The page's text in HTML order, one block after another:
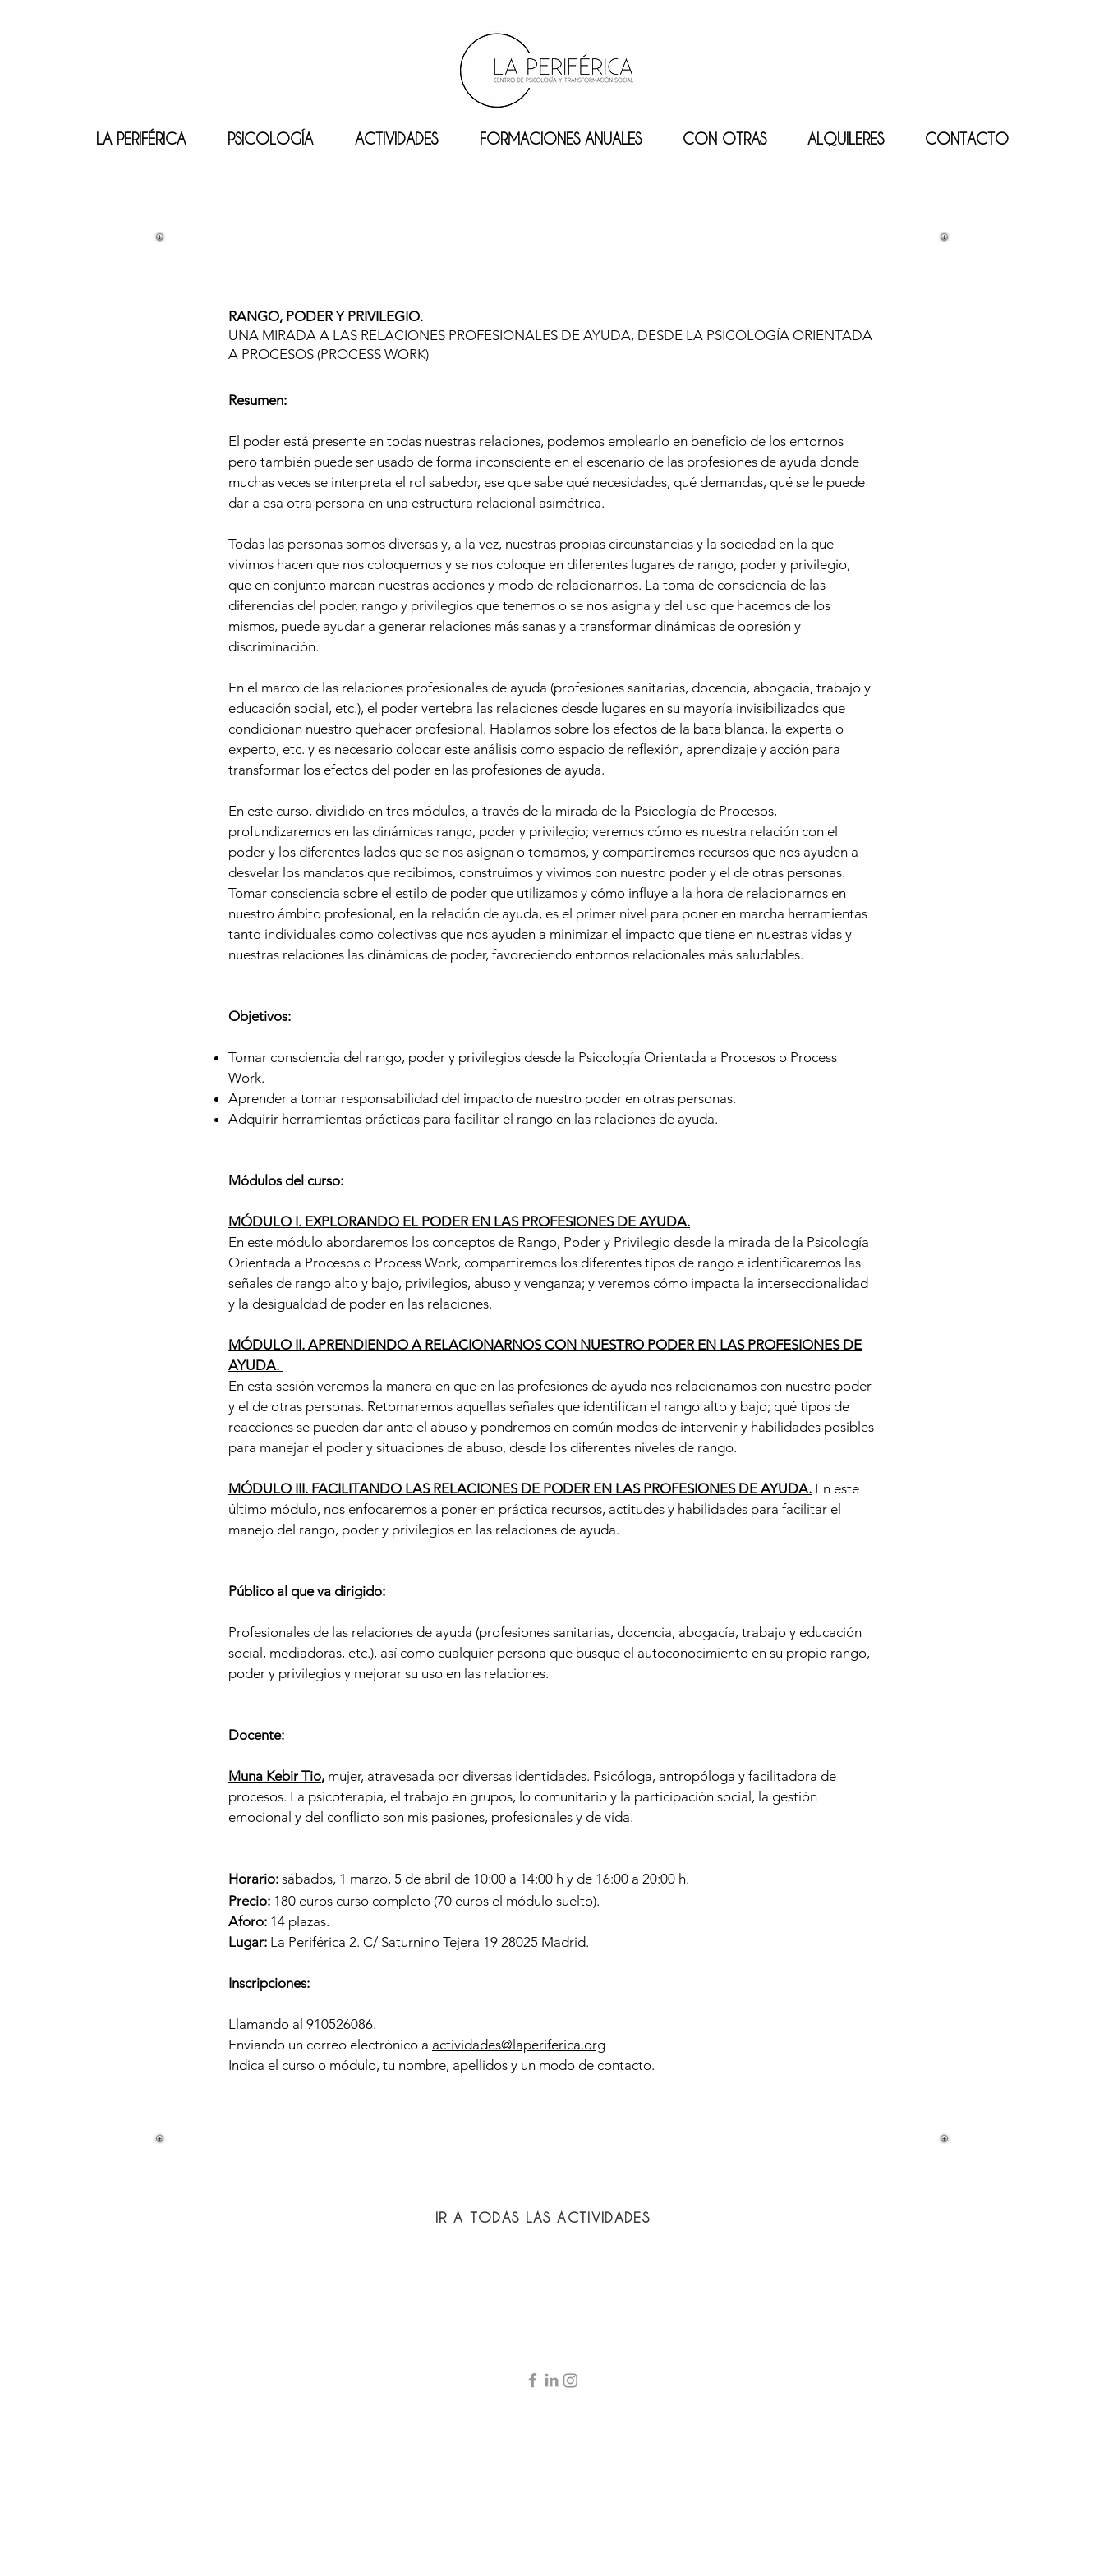
LA PERIFÉRICA PSICOLOGÍA ACTIVIDADES FORMACIONES ANUALES CON OTRAS ALQUILERES CONTACTO
RANGO, PODER Y PRIVILEGIO.
UNA MIRADA A LAS RELACIONES PROFESIONALES DE AYUDA, DESDE LA PSICOLOGÍA ORIENTADA
A PROCESOS (PROCESS WORK)
Resumen:
El poder está presente en todas nuestras relaciones, podemos emplearlo en beneficio de los entornos
pero también puede ser usado de forma inconsciente en el escenario de las profesiones de ayuda donde
muchas veces se interpreta el rol sabedor, ese que sabe qué necesidades, qué demandas, qué se le puede
dar a esa otra persona en una estructura relacional asimétrica.
Todas las personas somos diversas y, a la vez, nuestras propias circunstancias y la sociedad en la que
vivimos hacen que nos coloquemos y se nos coloque en diferentes lugares de rango, poder y privilegio,
que en conjunto marcan nuestras acciones y modo de relacionarnos. La toma de consciencia de las
diferencias del poder, rango y privilegios que tenemos o se nos asigna y del uso que hacemos de los
mismos, puede ayudar a generar relaciones más sanas y a transformar dinámicas de opresión y
discriminación.
En el marco de las relaciones profesionales de ayuda (profesiones sanitarias, docencia, abogacía, trabajo y
educación social, etc.), el poder vertebra las relaciones desde lugares en su mayoría invisibilizados que
condicionan nuestro quehacer profesional. Hablamos sobre los efectos de la bata blanca, la experta o
experto, etc. y es necesario colocar este análisis como espacio de reflexión, aprendizaje y acción para
transformar los efectos del poder en las profesiones de ayuda.
En este curso, dividido en tres módulos, a través de la mirada de la Psicología de Procesos,
profundizaremos en las dinámicas rango, poder y privilegio; veremos cómo es nuestra relación con el
poder y los diferentes lados que se nos asignan o tomamos, y compartiremos recursos que nos ayuden a
desvelar los mandatos que recibimos, construimos y vivimos con nuestro poder y el de otras personas.
Tomar consciencia sobre el estilo de poder que utilizamos y cómo influye a la hora de relacionarnos en
nuestro ámbito profesional, en la relación de ayuda, es el primer nivel para poner en marcha herramientas
tanto individuales como colectivas que nos ayuden a minimizar el impacto que tiene en nuestras vidas y
nuestras relaciones las dinámicas de poder, favoreciendo entornos relacionales más saludables.
Objetivos:
Tomar consciencia del rango, poder y privilegios desde la Psicología Orientada a Procesos o Process
Work.
Aprender a tomar responsabilidad del impacto de nuestro poder en otras personas.
Adquirir herramientas prácticas para facilitar el rango en las relaciones de ayuda.
Módulos del curso:
MÓDULO I. EXPLORANDO EL PODER EN LAS PROFESIONES DE AYUDA.
En este módulo abordaremos los conceptos de Rango, Poder y Privilegio desde la mirada de la Psicología
Orientada a Procesos o Process Work, compartiremos los diferentes tipos de rango e identificaremos las
señales de rango alto y bajo, privilegios, abuso y venganza; y veremos cómo impacta la interseccionalidad
y la desigualdad de poder en las relaciones.
MÓDULO II. APRENDIENDO A RELACIONARNOS CON NUESTRO PODER EN LAS PROFESIONES DE
AYUDA.
En esta sesión veremos la manera en que en las profesiones de ayuda nos relacionamos con nuestro poder
y el de otras personas. Retomaremos aquellas señales que identifican el rango alto y bajo; qué tipos de
reacciones se pueden dar ante el abuso y pondremos en común modos de intervenir y habilidades posibles
para manejar el poder y situaciones de abuso, desde los diferentes niveles de rango.
MÓDULO III. FACILITANDO LAS RELACIONES DE PODER EN LAS PROFESIONES DE AYUDA. En este
último módulo, nos enfocaremos a poner en práctica recursos, actitudes y habilidades para facilitar el
manejo del rango, poder y privilegios en las relaciones de ayuda.
Público al que va dirigido:
Profesionales de las relaciones de ayuda (profesiones sanitarias, docencia, abogacía, trabajo y educación
social, mediadoras, etc.), así como cualquier persona que busque el autoconocimiento en su propio rango,
poder y privilegios y mejorar su uso en las relaciones.
Docente:
Muna Kebir Tio, mujer, atravesada por diversas identidades. Psicóloga, antropóloga y facilitadora de
procesos. La psicoterapia, el trabajo en grupos, lo comunitario y la participación social, la gestión
emocional y del conflicto son mis pasiones, profesionales y de vida.
Horario: sábados, 1 marzo, 5 de abril de 10:00 a 14:00 h y de 16:00 a 20:00 h.
Precio: 180 euros curso completo (70 euros el módulo suelto).
Aforo: 14 plazas.
Lugar: La Periférica 2. C/ Saturnino Tejera 19 28025 Madrid.
Inscripciones:
Llamando al 910526086.
Enviando un correo electrónico a actividades@laperiferica.org
Indica el curso o módulo, tu nombre, apellidos y un modo de contacto.
IR A TODAS LAS ACTIVIDADES